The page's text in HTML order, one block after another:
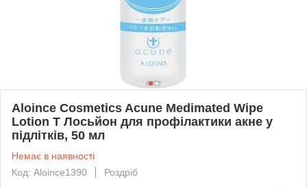
Aloince Cosmetics Acune Medimated Wipe
Lotion T Лосьйон для профілактики акне у
підлітків, 50 мл
Немає в наявності
Код: Aloince1390
Роздріб